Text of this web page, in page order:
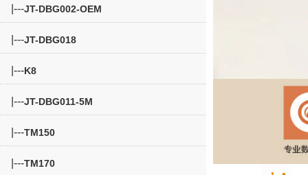
|---JT-DBG002-OEM
|---JT-DBG018
|---K8
|---JT-DBG011-5M
|---TM150
|---TM170